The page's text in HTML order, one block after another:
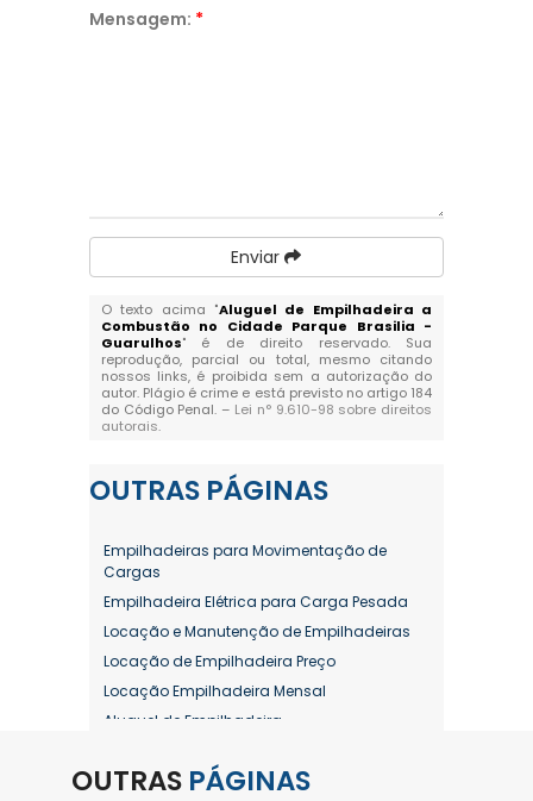
Mensagem: *
Enviar
O texto acima "Aluguel de Empilhadeira a
Combustão no Cidade Parque Brasilia -
Guarulhos" é de direito reservado. Sua
reprodução, parcial ou total, mesmo citando
nossos links, é proibida sem a autorização do
autor. Plágio é crime e está previsto no artigo 184
do Código Penal. – Lei n° 9.610-98 sobre direitos
autorais.
OUTRAS PÁGINAS
Empilhadeiras para Movimentação de
Cargas
Empilhadeira Elétrica para Carga Pesada
Locação e Manutenção de Empilhadeiras
Locação de Empilhadeira Preço
Locação Empilhadeira Mensal
Aluguel de Empilhadeira
Aluguel de Empilhadeira Diária Valor
OUTRAS PÁGINAS